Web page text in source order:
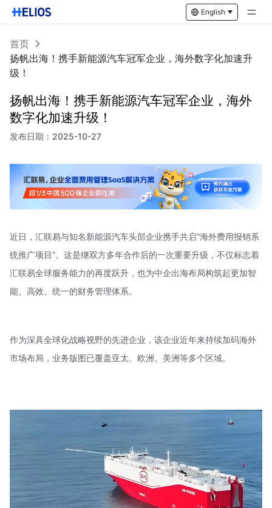
English
首页
扬帆出海！携手新能源汽车冠军企业，海外数字化加速升
级！
扬帆出海！携手新能源汽车冠军企业，海外
数字化加速升级！
发布日期： 2025-10-27
近日，汇联易与知名新能源汽车头部企业携手共启“海外费用报销系
统推广项目”。这是继双方多年合作后的一次重要升级，不仅标志着
汇联易全球服务能力的再度跃升，也为中企出海布局构筑起更加智
能、高效、统一的财务管理体系。
作为深具全球化战略视野的先进企业，该企业近年来持续加码海外
市场布局，业务版图已覆盖亚太、欧洲、美洲等多个区域。